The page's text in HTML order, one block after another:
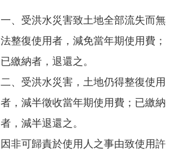
一、受洪水災害致土地全部流失而無
法整復使用者，減免當年期使用費；
已繳納者，退還之。
二、受洪水災害，土地仍得整復使用
者，減半徵收當年期使用費；已繳納
者，減半退還之。
因非可歸責於使用人之事由致使用許